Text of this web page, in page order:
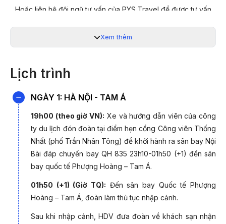
Hoặc liên hệ đội ngũ tư vấn của PYS Travel để được tư vấn
Hotline: 19003440
Nam - Tam Á - Đảo Phượng Hoàng - Thủy cung Atlantis.
văn hóa và nghỉ dưỡng. Tour khởi hành từ Hà Nội với chuyến
bay thẳng đến Hải Khẩu, tiết kiệm thời gian và mang đến trải
nghiệm đẳng cấp ngay từ những bước chân đầu tiên.
ĐIỂM NHẤN CHƯƠNG TRÌNH TOUR ĐẢO
HẢI NAM 5 NGÀY 4 ĐÊM TỪ HÀ NỘI
- Trải nghiệm chặng bay thẳng Hà Nội - Hải Khẩu hãng
hàng không GX Airline
Nam như Đảo Phượng Hoàng, Tân Lang Cốc, Trung tâm
Xem thêm
Lịch trình
NGÀY 1: HÀ NỘI - TAM Á
19h00 (theo giờ VN): Xe và hướng dẫn viên của công
ty du lịch đón đoàn tại điểm hẹn cổng Công viên Thống
Nhất (phố Trần Nhân Tông) để khởi hành ra sân bay Nội
Bài đáp chuyến bay QH 835 23h10-01h50 (+1) đến sân
bay quốc tế Phượng Hoàng – Tam Á.
01h50 (+1) (Giờ TQ): Đến sân bay Quốc tế Phượng
Hoàng – Tam Á, đoàn làm thủ tục nhập cảnh.
Sau khi nhập cảnh, HDV đưa đoàn về khách sạn nhận